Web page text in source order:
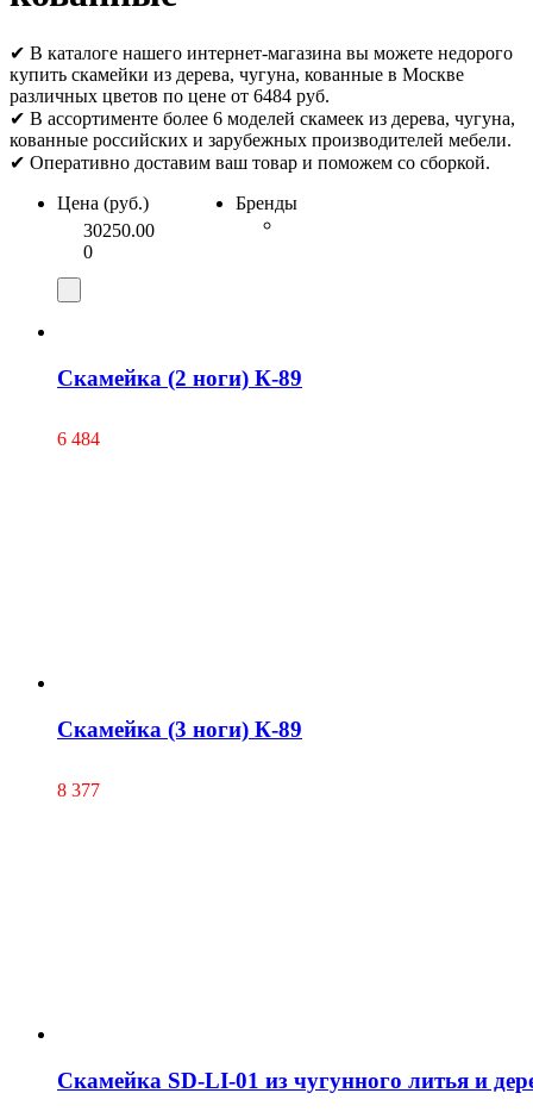
✔ В каталоге нашего интернет-магазина вы можете недорого
купить скамейки из дерева, чугуна, кованные в Москве
различных цветов по цене от 6484 руб.
✔ В ассортименте более 6 моделей скамеек из дерева, чугуна,
кованные российских и зарубежных производителей мебели.
✔ Оперативно доставим ваш товар и поможем со сборкой.
Цена (руб.)
30250.00
0
Бренды
Скамейка (2 ноги) К-89
6 484
Скамейка (3 ноги) К-89
8 377
Скамейка SD-LI-01 из чугунного литья и